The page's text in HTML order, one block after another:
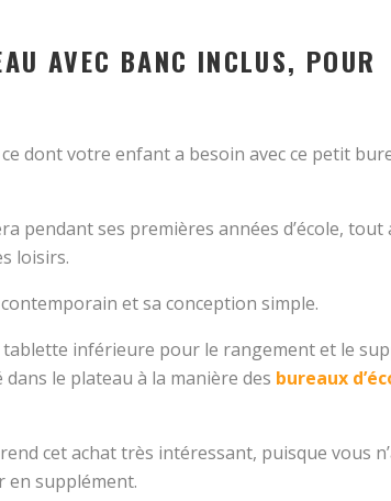
AVEC BANC INCLUS, POUR
dont votre enfant a besoin avec ce petit
pendant ses premières années d’école,
loisirs.
et sa conception simple.
tablette inférieure pour le rangement et le
le plateau à la manière des bureaux
cet achat très intéressant, puisque vous
en supplément.